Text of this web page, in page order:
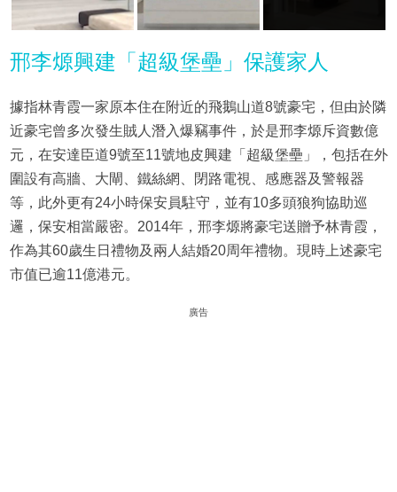
邢李㷧興建「超級堡壘」保護家人
據指林青霞一家原本住在附近的飛鵝山道8號豪宅，但由於隣
近豪宅曾多次發生賊人潛入爆竊事件，於是邢李㷧斥資數億
元，在安達臣道9號至11號地皮興建「超級堡壘」，包括在外
圍設有高牆、大閘、鐵絲網、閉路電視、感應器及警報器
等，此外更有24小時保安員駐守，並有10多頭狼狗協助巡
邏，保安相當嚴密。2014年，邢李㷧將豪宅送贈予林青霞，
作為其60歲生日禮物及兩人結婚20周年禮物。現時上述豪宅
市值已逾11億港元。
廣告